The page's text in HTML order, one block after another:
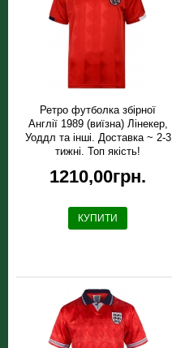
Ретро футболка збірної
Англії 1989 (виїзна) Лінекер,
Уоддл та інші. Доставка ~ 2-3
тижні. Топ якість!
1210,00грн.
КУПИТИ